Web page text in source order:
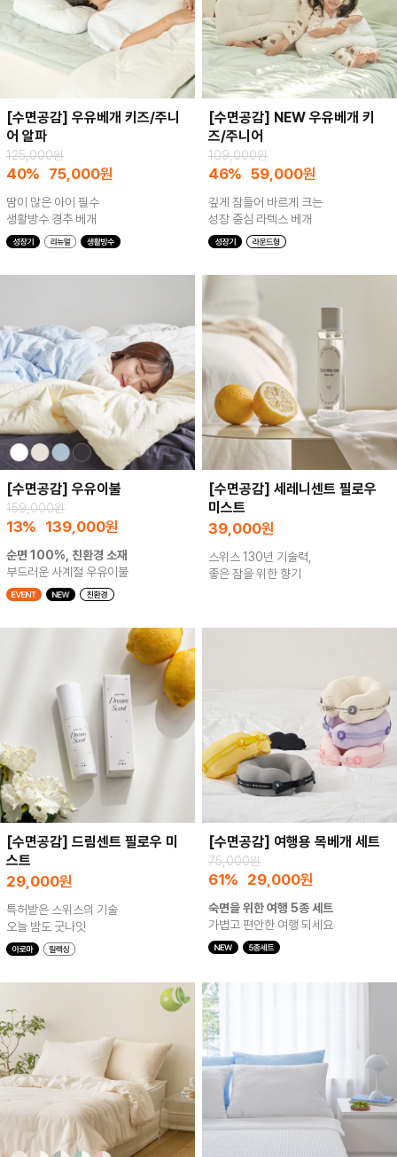
[수면공감] 우유베개 키즈/주니
어 알파
125,000원
40% 75,000원
땀이 많은 아이 필수
생활방수 경추 베개
[수면공감] NEW 우유베개 키
즈/주니어
109,000원
46% 59,000원
깊게 잠들어 바르게 크는
성장 중심 라텍스 베개
[수면공감] 우유이불
159,000원
13% 139,000원
순면 100%, 친환경 소재
부드러운 사계절 우유이불
[수면공감] 세레니센트 필로우
미스트
39,000원
스위스 130년 기술력,
좋은 잠을 위한 향기
[수면공감] 드림센트 필로우 미
스트
29,000원
특허받은 스위스의 기술
오늘 밤도 굿나잇
[수면공감] 여행용 목베개 세트
75,000원
61% 29,000원
숙면을 위한 여행 5종 세트
가볍고 편안한 여행 되세요